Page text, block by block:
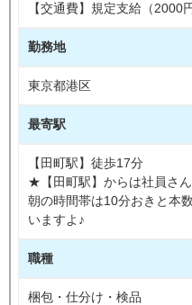
【交通費】規定支給（2000
勤務地
東京都港区
最寄駅
【田町駅】徒歩17分
★【田町駅】からは社員さ
朝の時間帯は10分おきと本
いますよ♪
職種
梱包・仕分け・検品